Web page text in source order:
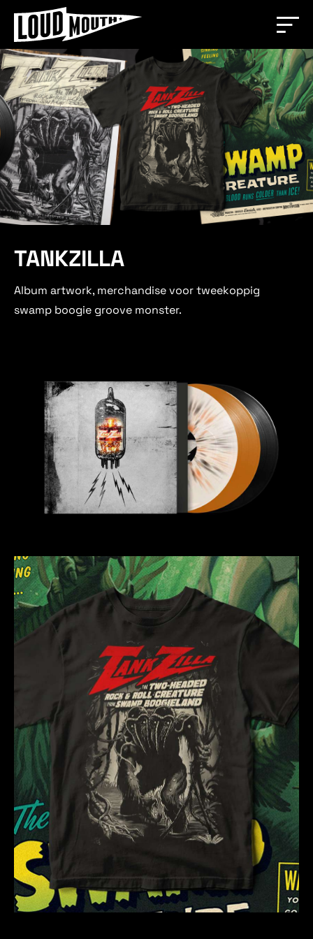
TANKZILLA
Album artwork, merchandise voor tweekoppig
swamp boogie groove monster.